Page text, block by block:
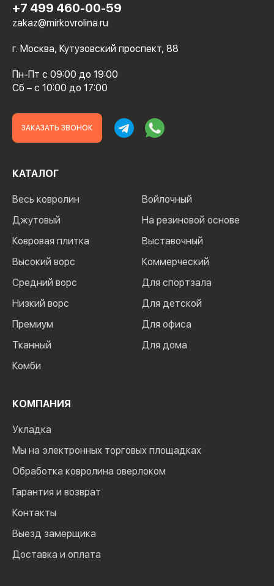
+7 499 460-00-59
zakaz@mirkovrolina.ru
г. Москва, Кутузовский проспект, 88
Пн-Пт с 09:00 до 19:00
Сб – с 10:00 до 17:00
ЗАКАЗАТЬ ЗВОНОК
КАТАЛОГ
Весь ковролин
Джутовый
Ковровая плитка
Высокий ворс
Средний ворс
Низкий ворс
Премиум
Тканный
Комби
Войлочный
На резиновой основе
Выставочный
Коммерческий
Для спортзала
Для детской
Для офиса
Для дома
КОМПАНИЯ
Укладка
Мы на электронных торговых площадках
Обработка ковролина оверлоком
Гарантия и возврат
Контакты
Выезд замерщика
Доставка и оплата